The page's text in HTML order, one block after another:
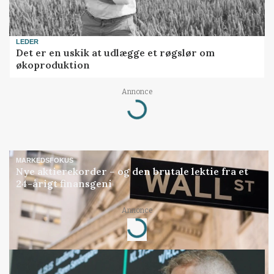
LEDER
Det er en uskik at udlægge et røgslør om
økoproduktion
Annonce
Loading...
MARKEDSFOKUS
Nye aktierekorder – og den brutale lektie fra et
24-årigt finansgeni
Annonce
Loading...